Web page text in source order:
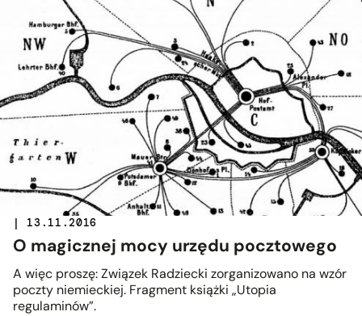
| 13.11.2016
O magicznej mocy urzędu pocztowego
A więc proszę: Związek Radziecki zorganizowano na wzór
poczty niemieckiej. Fragment książki „Utopia
regulaminów”.